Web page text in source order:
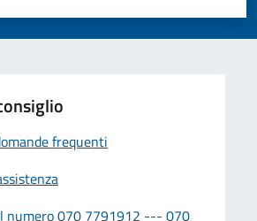
5 stelle su 5
stelle su 5
su 5
5
frequenti
numero 070 7791912 --- 070